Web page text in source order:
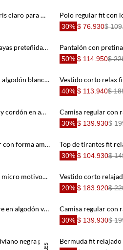
Pantalón con textura de rayas en gris claro para mujer
30% $ 76.930$
Camisa manga larga relajada con rayas preteñidas y textura arrugada en azul para hombre Pantalón con
50% $ 114.950$
Chaqueta con textura en relieve en algodón blanco para mujer
40% $ 113.940$
Camisa relajada con bajo fruncido y cordón en amarillo pastel para mujer
30% $ 139.930$
Chaleco fit corto con parte inferior con forma amplia en algodón blanco para mujer
30% $ 104.930$
Bermuda relajada con rayas finas y micro motivos en azul para mujer
20% $ 183.920$
Chaqueta tipo bomber para hombre en algodón verde oliva fit recto con parche de tigre
30% $ 139.930$
Camiseta tipo esqueleto en tejido liviano negra para mujer